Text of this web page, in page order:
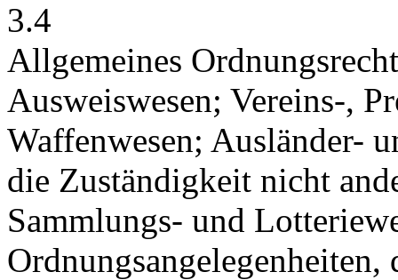
3.4
Allgemeines
Ausweiswesen; Vereins-,
Waffenwesen; Ausländer-
die Zuständigkeit nicht
Sammlungs- und